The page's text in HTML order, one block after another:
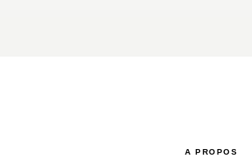
A PROPOS